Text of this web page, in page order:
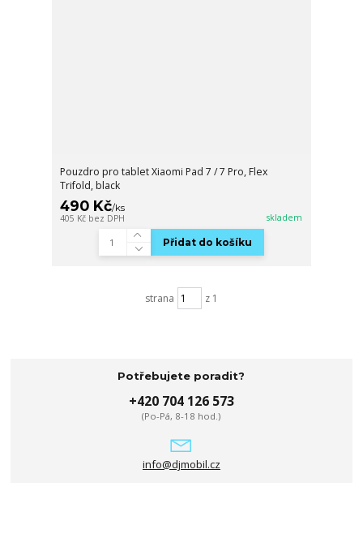
Pouzdro pro tablet Xiaomi Pad 7 / 7 Pro, Flex
Trifold, black
490 Kč/ks
405 Kč bez DPH skladem
Přidat do košíku
strana z 1
Potřebujete poradit?
+420 704 126 573
(Po-Pá, 8-18 hod.)
info@djmobil.cz